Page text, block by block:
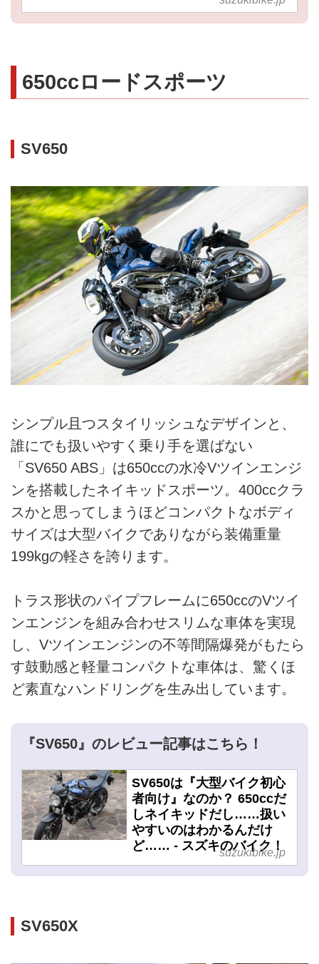
650ccロードスポーツ
SV650
シンプル且つスタイリッシュなデザインと、
誰にでも扱いやすく乗り手を選ばない
「SV650 ABS」は650ccの水冷Vツインエンジ
ンを搭載したネイキッドスポーツ。400ccクラ
スかと思ってしまうほどコンパクトなボディ
サイズは大型バイクでありながら装備重量
199kgの軽さを誇ります。
トラス形状のパイプフレームに650ccのVツイ
ンエンジンを組み合わせスリムな車体を実現
し、Vツインエンジンの不等間隔爆発がもたら
す鼓動感と軽量コンパクトな車体は、驚くほ
ど素直なハンドリングを生み出しています。
『SV650』のレビュー記事はこちら！
SV650は『大型バイク初心
者向け』なのか？ 650ccだ
しネイキッドだし……扱い
やすいのはわかるんだけ
ど…… - スズキのバイク！
suzukibike.jp
SV650X